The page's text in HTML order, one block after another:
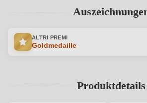
ALTRI PREMI
Goldmedaille
Produktdetails